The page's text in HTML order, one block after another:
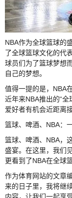
NBA作为全球篮球的
了全球篮球文化的代
球员们为了篮球梦想
自己的梦想。
值得一提的是，NBA
近年来NBA推出的“
爱好者有机会近距离
篮球、啤酒、NBA：
篮球、啤酒、NBA，
盛宴。在这里，我们
更看到了NBA在全球
作为体育网站的文章
来的日子里，我将继